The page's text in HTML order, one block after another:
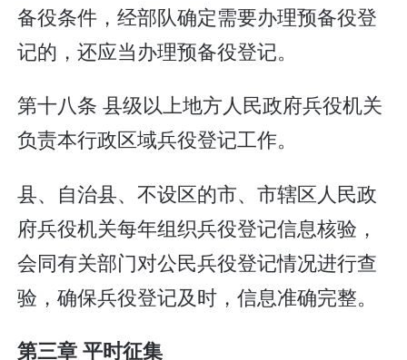
备役条件，经部队确定需要办理预备役登
记的，还应当办理预备役登记。
第十八条 县级以上地方人民政府兵役机关
负责本行政区域兵役登记工作。
县、自治县、不设区的市、市辖区人民政
府兵役机关每年组织兵役登记信息核验，
会同有关部门对公民兵役登记情况进行查
验，确保兵役登记及时，信息准确完整。
第三章 平时征集